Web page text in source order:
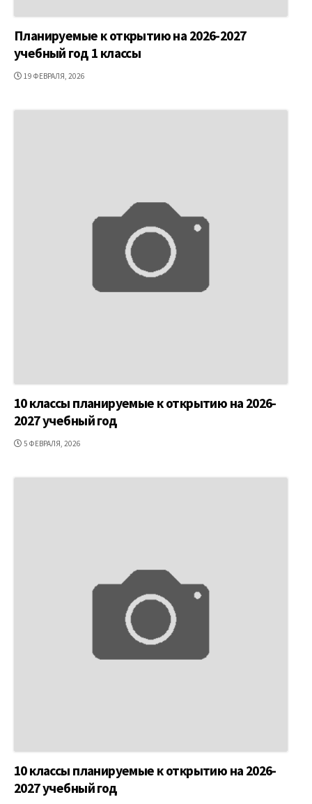
Планируемые к открытию на 2026-2027
учебный год 1 классы
ДАТА
19 ФЕВРАЛЯ, 2026
10 классы планируемые к открытию на 2026-
2027 учебный год
ДАТА
5 ФЕВРАЛЯ, 2026
10 классы планируемые к открытию на 2026-
2027 учебный год